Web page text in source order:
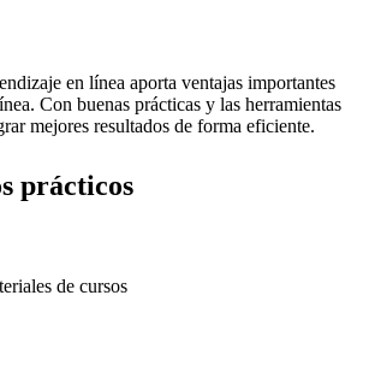
en línea aporta ventajas importantes
Con buenas prácticas y las herramientas
mejores resultados de forma eficiente.
prácticos
de cursos